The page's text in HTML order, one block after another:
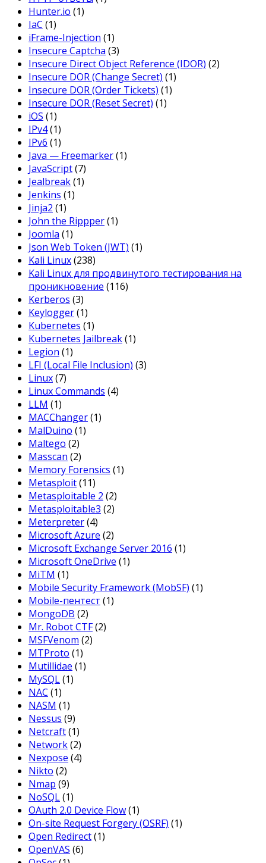
Hunter.io (1)
IaC (1)
iFrame-Injection (1)
Insecure Captcha (3)
Insecure Direct Object Reference (IDOR) (2)
Insecure DOR (Change Secret) (1)
Insecure DOR (Order Tickets) (1)
Insecure DOR (Reset Secret) (1)
iOS (1)
IPv4(1)
IPv6 (1)
Java — Freemarker(1)
JavaScript(7)
Jealbreak(1)
Jenkins (1)
Jinja2 (1)
John the Rippper(1)
Joomla (1)
Json Web Token (JWT) (1)
Kali Linux(238)
Kali Linux для продвинутого тестирования на
проникновение (116)
Kerberos (3)
Keylogger(1)
Kubernetes (1)
Kubernetes Jailbreak(1)
Legion (1)
LFI (Local File Inclusion) (3)
Linux(7)
Linux Commands (4)
LLM (1)
MACChanger(1)
MalDuino (1)
Maltego (2)
Masscan (2)
Memory Forensics (1)
Metasploit(11)
Metasploitable 2 (2)
Metasploitable3 (2)
Meterpreter(4)
Microsoft Azure (2)
Microsoft Exchange Server 2016 (1)
Microsoft OneDrive (1)
MiTM (1)
Mobile Security Framework (MobSF) (1)
Mobile-пентест (1)
MongoDB (2)
Mr. Robot CTF(2)
MSFVenom (2)
MTProto (1)
Mutillidae (1)
MySQL(1)
NAC (1)
NASM (1)
Nessus (9)
Netcraft(1)
Network(2)
Nexpose (4)
Nikto (2)
Nmap (9)
NoSQL(1)
OAuth 2.0 Device Flow(1)
On-site Request Forgery (OSRF) (1)
Open Redirect(1)
OpenVAS (6)